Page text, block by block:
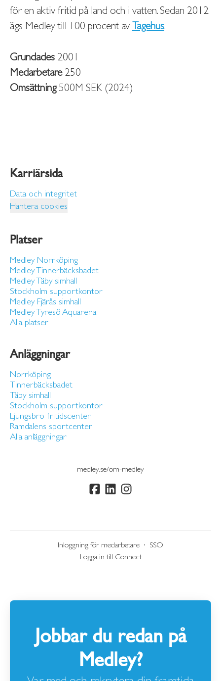
för en aktiv fritid på land och i vatten. Sedan 2012
ägs Medley till 100 procent av Tagehus.
Grundades 2001
Medarbetare 250
Omsättning500M SEK (2024)
Karriärsida
Data och integritet
Hantera cookies
Platser
Medley Norrköping
Medley Tinnerbäcksbadet
Medley Täby simhall
Stockholm supportkontor
Medley Fjärås simhall
Medley Tyresö Aquarena
Alla platser
Anläggningar
Norrköping
Tinnerbäcksbadet
Täby simhall
Stockholm supportkontor
Ljungsbro fritidscenter
Ramdalens sportcenter
Alla anläggningar
medley.se/om-medley
Inloggning för medarbetare · SSO
Logga in till Connect
Jobbar du redan på
Medley?